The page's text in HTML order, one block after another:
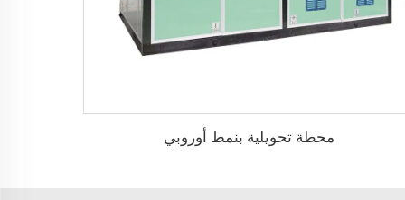
محطة تحويلية بنمط أوروبي